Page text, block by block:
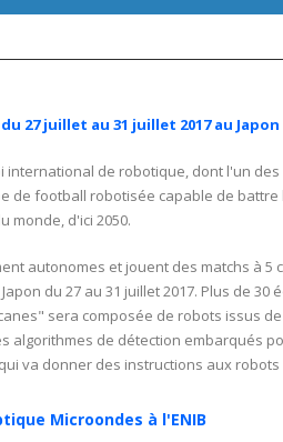
du 27 juillet au 31 juillet 2017 au Japon
international de robotique, dont l'un
de football robotisée capable de
monde, d'ici 2050.
autonomes et jouent des matchs à 5
du 27 au 31 juillet 2017. Plus de 30
sera composée de robots issus
algorithmes de détection embarqués
va donner des instructions aux
Microondes à l'ENIB